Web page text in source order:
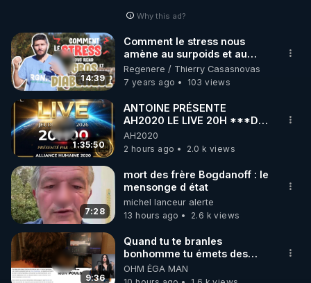
🌱 INSTAGRAM
https://www.instagram.com/rdlr_thierrycasasnovas/
http://rgnr.li/instagram
🌱 LA NEWSLETTER
Pour ne pas rater l’actualité RGNR (stages,
http://rgnr.li/news
🌱 VIDÉOS NON CENSURÉES SUR ODYSEE
Toutes les vidéos Youtube sont aussi sur la
http://rgnr.li/odysee
Why this ad?
14:39
Comment le stress nous
amène au surpoids et au
diabète
Regenere / Thierry Casasnovas
7 years ago
103 views
1:35:50
ANTOINE PRÉSENTE
AH2020 LE LIVE 20H ***DU
06/08/2026***
AH2020
2 hours ago
2.0 k views
7:28
mort des frère Bogdanoff : le
mensonge d état
michel lanceur alerte
13 hours ago
2.6 k views
9:36
Quand tu te branles
bonhomme tu émets des
ondes ils ont juste omis de
t'expliquer
OHM ÉGA MAN